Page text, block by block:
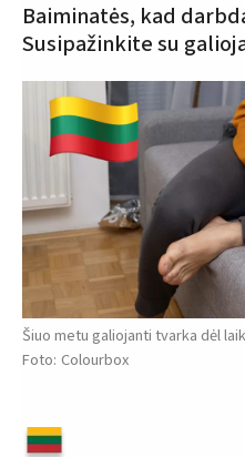
Baiminatės, kad
Susipažinkite su
Šiuo metu galiojanti tvarka dėl
Colourbox